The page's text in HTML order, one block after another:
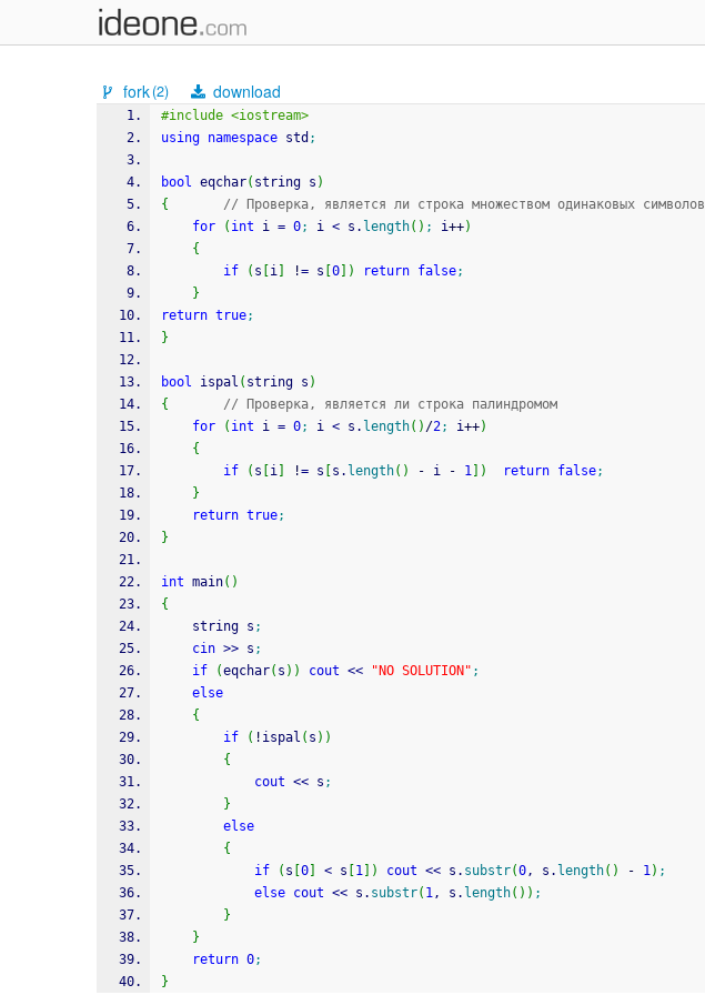
fork(2) download
#include <iostream>
using namespace std ;
bool eqchar( string s )
{
// Проверка, является ли строка множеством одинаковых символов
for
( int i = 0; i < s. length( ) ; i++)
{
if
( s i != s 0 ) return false;
}
return true;
}
bool ispal ( string s )
{
// Проверка, является ли строка палиндромом
for
( int i = 0; i < s. length( ) /2; i++)
{
if
( s i != s s. length( ) - i - 1 ) return false;
}
return true;
}
int main( )
{
	string s
;
cin >> s ;
if
(eqchar( s ) ) cout << "NO SOLUTION" ;
else
{
if
( ! ispal ( s ) )
{
cout << s ;
}
else
{
if
( s 0 < s 1 ) cout << s. substr(0, s. length( ) - 1) ;
else cout << s. substr( 1, s. length( ) ) ;
}
}
return 0;
}